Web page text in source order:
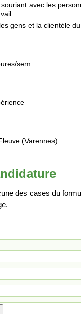
avec les
gens et la clientèle
sem
(Varennes)
des cases du